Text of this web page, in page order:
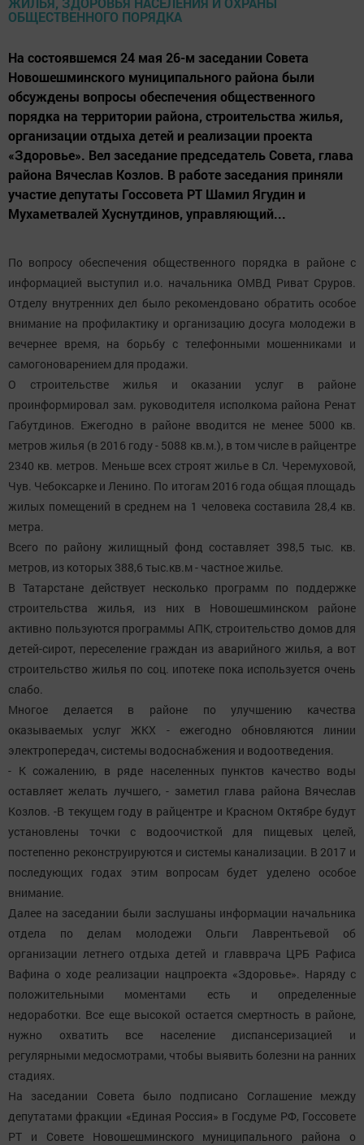
На состоявшемся 24 мая 26-м заседании Совета
Новошешминского муниципального района были
обсуждены вопросы обеспечения общественного
порядка на территории района, строительства жилья,
организации отдыха детей и реализации проекта
«Здоровье». Вел заседание председатель Совета, глава
района Вячеслав Козлов. В работе заседания приняли
участие депутаты Госсовета РТ Шамил Ягудин и
Мухаметвалей Хуснутдинов, управляющий...
По вопросу обеспечения общественного порядка в районе с
информацией выступил и.о. начальника ОМВД Риват Сруров.
Отделу внутренних дел было рекомендовано обратить особое
внимание на профилактику и организацию досуга молодежи в
вечернее время, на борьбу с телефонными мошенниками и
самогоноварением для продажи.
О строительстве жилья и оказании услуг в районе
проинформировал зам. руководителя исполкома района Ренат
Габутдинов. Ежегодно в районе вводится не менее 5000 кв.
метров жилья (в 2016 году - 5088 кв.м.), в том числе в райцентре
2340 кв. метров. Меньше всех строят жилье в Сл. Черемуховой,
Чув. Чебоксарке и Ленино. По итогам 2016 года общая площадь
жилых помещений в среднем на 1 человека составила 28,4 кв.
метра.
Всего по району жилищный фонд составляет 398,5 тыс. кв.
метров, из которых 388,6 тыс.кв.м - частное жилье.
В Татарстане действует несколько программ по поддержке
строительства жилья, из них в Новошешминском районе
активно пользуются программы АПК, строительство домов для
детей-сирот, переселение граждан из аварийного жилья, а вот
строительство жилья по соц. ипотеке пока используется очень
слабо.
Многое делается в районе по улучшению качества
оказываемых услуг ЖКХ - ежегодно обновляются линии
электропередач, системы водоснабжения и водоотведения.
- К сожалению, в ряде населенных пунктов качество воды
оставляет желать лучшего, - заметил глава района Вячеслав
Козлов. -В текущем году в райцентре и Красном Октябре будут
установлены точки с водоочисткой для пищевых целей,
постепенно реконструируются и системы канализации. В 2017 и
последующих годах этим вопросам будет уделено особое
внимание.
Далее на заседании были заслушаны информации начальника
отдела по делам молодежи Ольги Лаврентьевой об
организации летнего отдыха детей и главврача ЦРБ Рафиса
Вафина о ходе реализации нацпроекта «Здоровье». Наряду с
положительными моментами есть и определенные
недоработки. Все еще высокой остается смертность в районе,
нужно охватить все население диспансеризацией и
регулярными медосмотрами, чтобы выявить болезни на ранних
стадиях.
На заседании Совета было подписано Соглашение между
депутатами фракции «Единая Россия» в Госдуме РФ, Госсовете
РТ и Совете Новошешминского муниципального района о